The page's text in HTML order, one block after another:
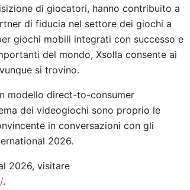
di giocatori, hanno contribuito a
di fiducia nel settore dei giochi a
giochi mobili integrati con successo e
del mondo, Xsolla consente ai
si trovino.
modello direct-to-consumer
dei videogiochi sono proprio le
in conversazioni con gli
2026.
2026, visitare
.